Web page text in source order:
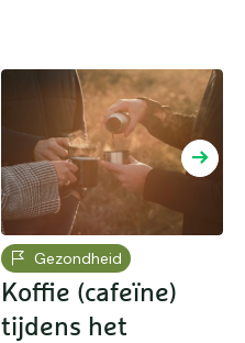
Gezondheid
Koffie (cafeïne)
tijdens het